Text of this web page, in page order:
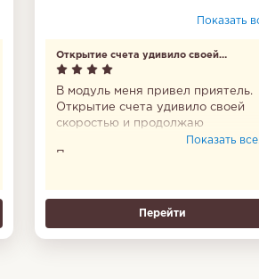
Показать
Открытие счета удивило своей
скоростью
В модуль меня привел приятель.
Открытие счета удивило своей
скоростью и продолжаю
удивляться отношением к
Постоянно не покидает
обороты или несколько десятков
Показать
Перейти